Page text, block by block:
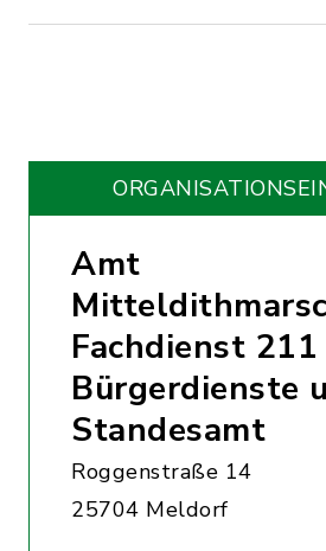
Amt
Fachdienst 211
Bürgerdienste
Standesamt
Roggenstraße 14
25704 Meldorf